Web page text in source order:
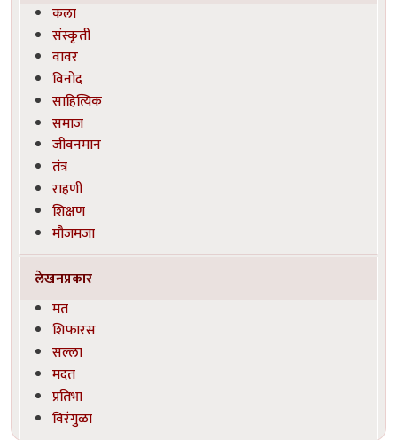
कला
संस्कृती
वावर
विनोद
साहित्यिक
समाज
जीवनमान
तंत्र
राहणी
शिक्षण
मौजमजा
लेखनप्रकार
मत
शिफारस
सल्ला
मदत
प्रतिभा
विरंगुळा